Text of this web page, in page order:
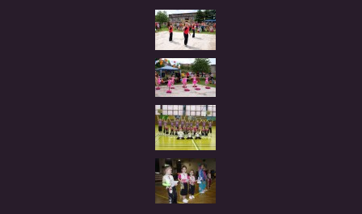
TRÉNOVÁNÍ V ČASE KARANTÉNY